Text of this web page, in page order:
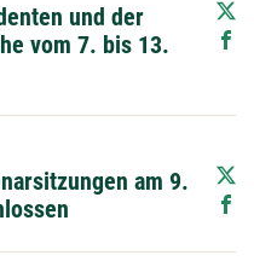
und der
vom 7. bis 13.
am 9.